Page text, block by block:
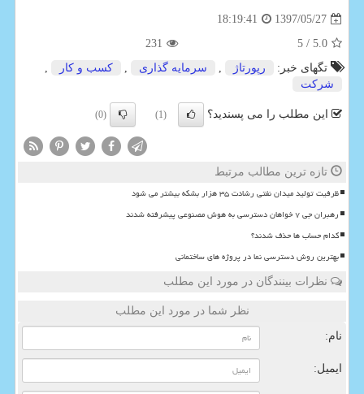
1397/05/27
18:19:41
5.0
/ 5
231
تگهای خبر:
رپورتاژ , سرمایه گذاری , كسب و كار
,
شركت
این مطلب را می پسندید؟ (1)
(0)
تازه ترین مطالب مرتبط
ظرفیت تولید میدان نفتی رشادت ۳۵ هزار بشکه بیشتر می شود
رهبران جی ۷ خواهان دسترسی به هوش مصنوعی پیشرفته شدند
کدام حساب ها حذف شدند؟
بهترین روش دسترسی نما در پروژه های ساختمانی
نظرات بینندگان در مورد این مطلب
نظر شما در مورد این مطلب
نام:
ایمیل: